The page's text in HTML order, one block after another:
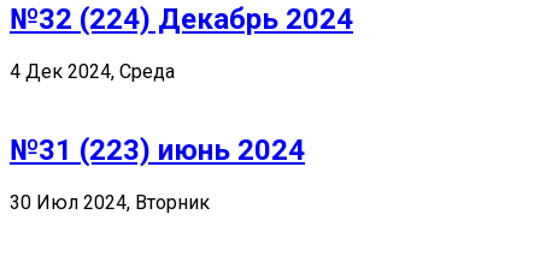
№32 (224) Декабрь 2024
4 Дек 2024, Среда
№31 (223) июнь 2024
30 Июл 2024, Вторник